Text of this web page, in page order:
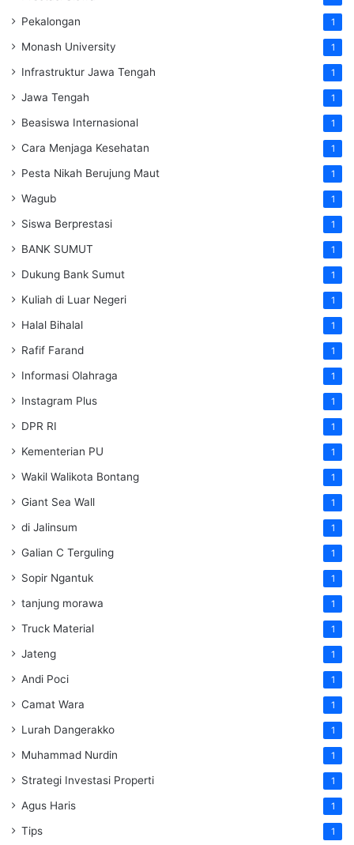
Pekalongan 1
Monash University 1
Infrastruktur Jawa Tengah 1
Jawa Tengah 1
Beasiswa Internasional 1
Cara Menjaga Kesehatan 1
Pesta Nikah Berujung Maut 1
Wagub 1
Siswa Berprestasi 1
BANK SUMUT 1
Dukung Bank Sumut 1
Kuliah di Luar Negeri 1
Halal Bihalal 1
Rafif Farand 1
Informasi Olahraga 1
Instagram Plus 1
DPR RI 1
Kementerian PU 1
Wakil Walikota Bontang 1
Giant Sea Wall 1
di Jalinsum 1
Galian C Terguling 1
Sopir Ngantuk 1
tanjung morawa 1
Truck Material 1
Jateng 1
Andi Poci 1
Camat Wara 1
Lurah Dangerakko 1
Muhammad Nurdin 1
Strategi Investasi Properti 1
Agus Haris 1
Tips 1